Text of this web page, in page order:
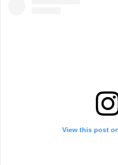
View this post